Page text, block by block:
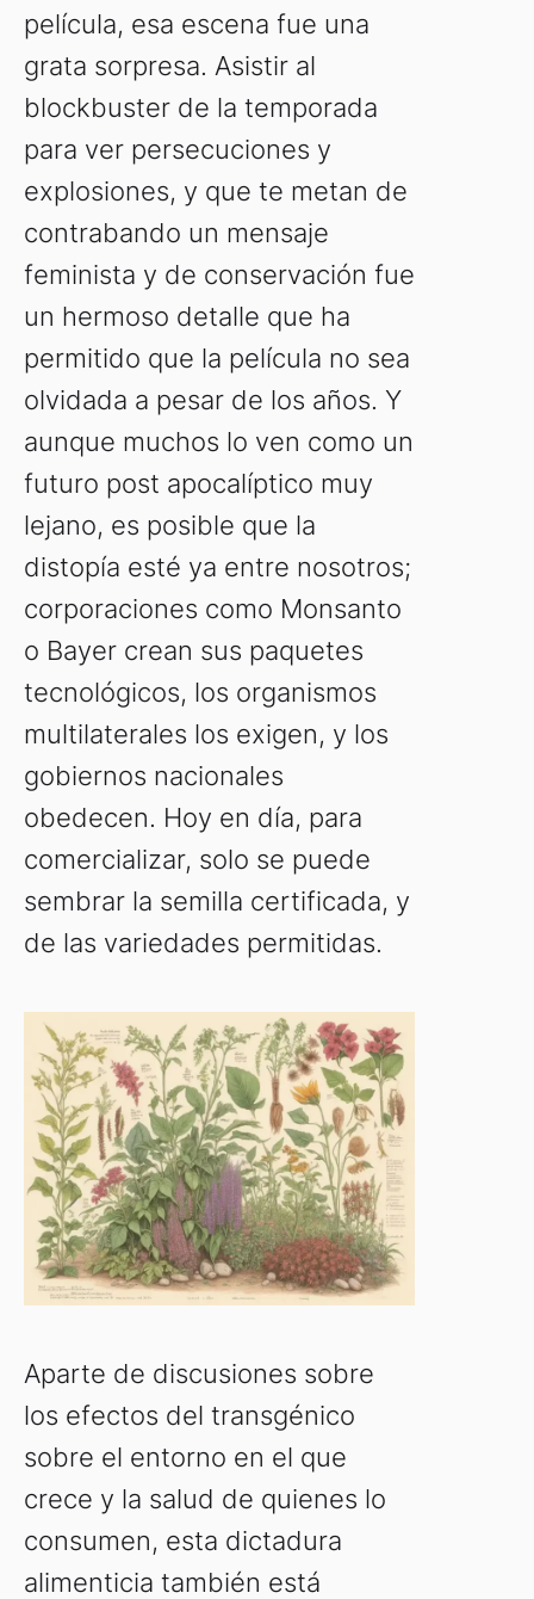
película, esa escena fue una
grata sorpresa. Asistir al
blockbuster de la temporada
para ver persecuciones y
explosiones, y que te metan de
contrabando un mensaje
feminista y de conservación fue
un hermoso detalle que ha
permitido que la película no sea
olvidada a pesar de los años. Y
aunque muchos lo ven como un
futuro post apocalíptico muy
lejano, es posible que la
distopía esté ya entre nosotros;
corporaciones como Monsanto
o Bayer crean sus paquetes
tecnológicos, los organismos
multilaterales los exigen, y los
gobiernos nacionales
obedecen. Hoy en día, para
comercializar, solo se puede
sembrar la semilla certificada, y
de las variedades permitidas.
Aparte de discusiones sobre
los efectos del transgénico
sobre el entorno en el que
crece y la salud de quienes lo
consumen, esta dictadura
alimenticia también está